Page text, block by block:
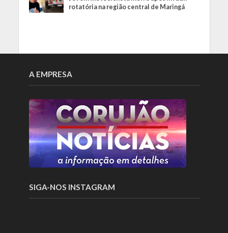
rotatória na região central de Maringá
A EMPRESA
SIGA-NOS INSTAGRAM